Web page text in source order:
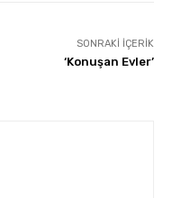
SONRAKI İÇERIK
‘Konuşan Evler’